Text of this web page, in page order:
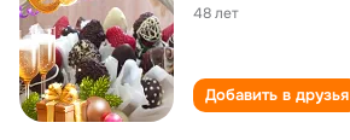
48 лет
Добавить в друзья